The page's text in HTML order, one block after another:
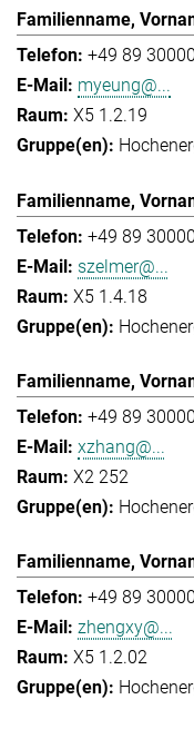
+49 89
myeung@...
X5 1.2.19
+49 89
szelmer@...
X5 1.4.18
+49 89
xzhang@...
X2 252
+49 89
zhengxy@...
X5 1.2.02